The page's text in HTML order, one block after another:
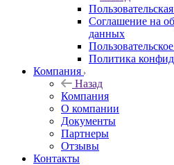
Соглашение на
данных
Политика
Компания
Назад
Компания
О компании
Документы
Партнеры
Отзывы
Контакты